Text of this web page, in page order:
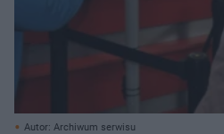
Autor: Archiwum serwisu